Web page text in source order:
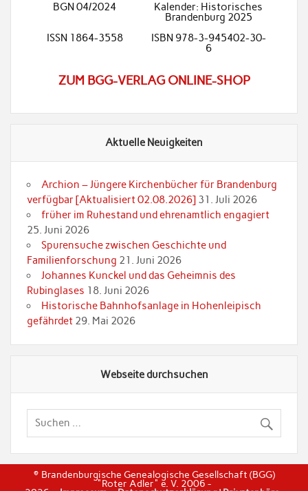
BGN 04/2024
Kalender: Historisches
Brandenburg 2025
ISSN 1864-3558
ISBN 978-3-945402-30-
6
ZUM BGG-VERLAG ONLINE-SHOP
Aktuelle Neuigkeiten
Archion – Jüngere Kirchenbücher für Brandenburg
verfügbar [Aktualisiert 02.08.2026] 31. Juli 2026
früher im Ruhestand und ehrenamtlich engagiert
25. Juni 2026
Spurensuche zwischen Geschichte und
Familienforschung 21. Juni 2026
Johannes Kunckel und das Geheimnis des
Rubinglases 18. Juni 2026
Historische Bahnhofsanlage in Hohenleipisch
gefährdet 29. Mai 2026
Webseite durchsuchen
© Brandenburgische Genealogische Gesellschaft (BGG)
"Roter Adler" e. V. 2006 -